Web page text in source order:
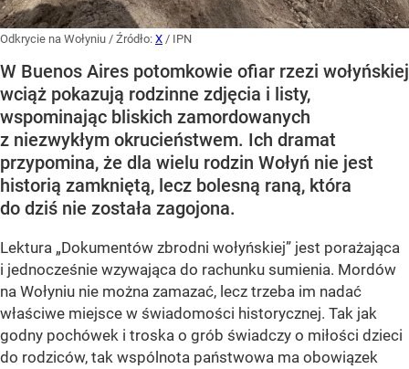
Odkrycie na Wołyniu / Źródło: X / IPN
W Buenos Aires potomkowie ofiar rzezi wołyńskiej
wciąż pokazują rodzinne zdjęcia i listy,
wspominając bliskich zamordowanych
z niezwykłym okrucieństwem. Ich dramat
przypomina, że dla wielu rodzin Wołyń nie jest
historią zamkniętą, lecz bolesną raną, która
do dziś nie została zagojona.
Lektura „Dokumentów zbrodni wołyńskiej” jest porażająca
i jednocześnie wzywająca do rachunku sumienia. Mordów
na Wołyniu nie można zamazać, lecz trzeba im nadać
właściwe miejsce w świadomości historycznej. Tak jak
godny pochówek i troska o grób świadczy o miłości dzieci
do rodziców, tak wspólnota państwowa ma obowiązek